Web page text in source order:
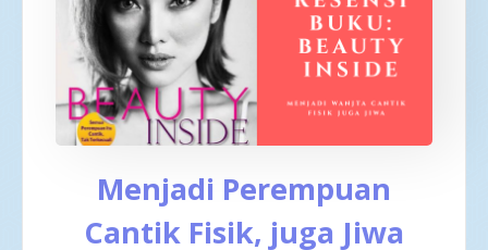
Menjadi Perempuan
Cantik Fisik, juga Jiwa